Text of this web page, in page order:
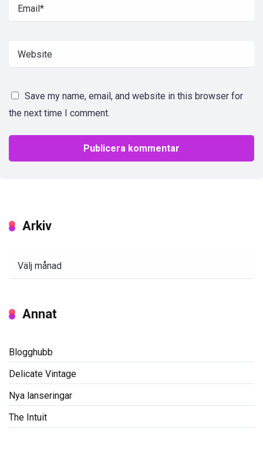
Save my name, email, and website in this browser for
the next time I comment.
Arkiv
Annat
Blogghubb
Delicate Vintage
Nya lanseringar
The Intuit